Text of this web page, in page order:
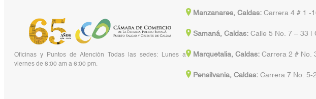
Oficinas y Puntos de Atención Todas las sedes: Lunes a
viernes de 8:00 am a 6:00 pm.
Manzanares, Caldas:Carrera 4 # 1 -
Samaná, Caldas: Calle 5 No. 7 – 33 |
Marquetalia, Caldas:Carrera 2 # No.
Pensilvania, Caldas:Carrera 7 No. 5-